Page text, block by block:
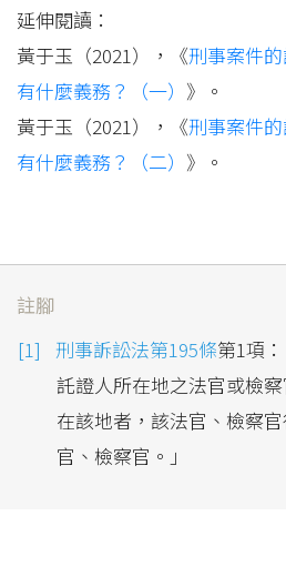
延伸閱讀：
黃于玉（2021），《刑事案件
有什麼義務？（一） 》。
黃于玉（2021），《刑事案件
有什麼義務？（二） 》。
註腳
刑事訴訟法第195條第1項
託證人所在地之法官或檢
在該地者，該法官、檢察
官、檢察官。」